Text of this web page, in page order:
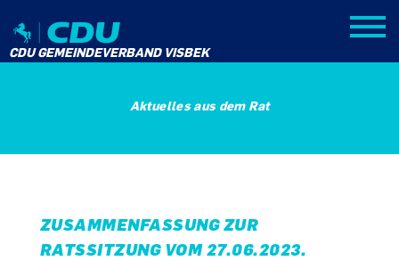
CDU GEMEINDEVERBAND VISBEK
Aktuelles aus dem Rat
ZUSAMMENFASSUNG ZUR
RATSSITZUNG VOM 27.06.2023.